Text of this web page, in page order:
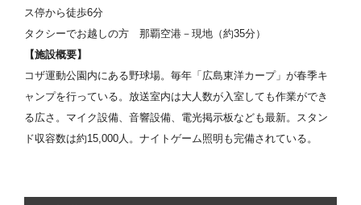
ス停から徒歩6分
タクシーでお越しの方 那覇空港－現地（約35分）
【施設概要】
コザ運動公園内にある野球場。毎年「広島東洋カープ」が春季キ
ャンプを行っている。放送室内は大人数が入室しても作業ができ
る広さ。マイク設備、音響設備、電光掲示板なども最新。スタン
ド収容数は約15,000人。ナイトゲーム照明も完備されている。